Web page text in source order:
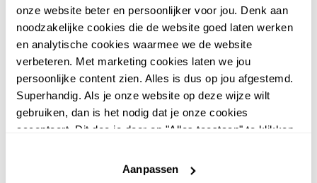
onze website beter en persoonlijker voor jou. Denk aan
noodzakelijke cookies die de website goed laten werken
en analytische cookies waarmee we de website
verbeteren. Met marketing cookies laten we jou
persoonlijke content zien. Alles is dus op jou afgestemd.
Superhandig. Als je onze website op deze wijze wilt
gebruiken, dan is het nodig dat je onze cookies
accepteert. Dit doe je door op "Alles toestaan" te klikken.
website niet optimaal functioneert.
Aanpassen